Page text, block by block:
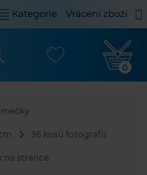
Kategorie Vrácení zboží
0
36 kusů fotografií
na stránce